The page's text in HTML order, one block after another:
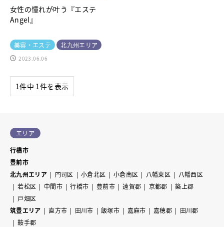
女性の憧れが叶う『エステ
Angel』
美容・エステ 北九州エリア
2023.06.06
1件中 1件を表示
エリア
行橋市
豊前市
北九州エリア
門司区 小倉北区 小倉南区 八幡東区
八幡西区
若松区
中間市 行橋市 豊前市 遠賀郡 京都郡
築上郡
戸畑区
筑豊エリア
直方市 田川市 飯塚市 嘉麻市 嘉穂郡
田川郡
鞍手郡